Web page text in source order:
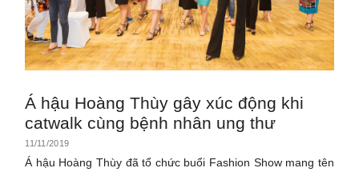
Á hậu Hoàng Thùy gây xúc động khi
catwalk cùng bệnh nhân ung thư
11/11/2019
Á hậu Hoàng Thùy đã tổ chức buổi Fashion Show mang tên